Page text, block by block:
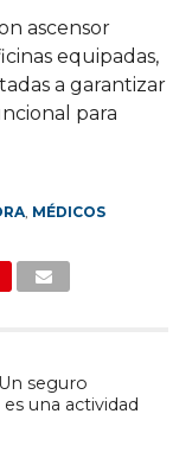
ascensor
equipadas,
a garantizar
para
, MÉDICOS
seguro
una actividad